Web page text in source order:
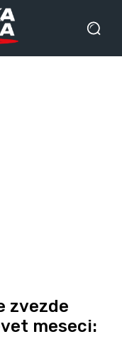
zvezde
meseci: